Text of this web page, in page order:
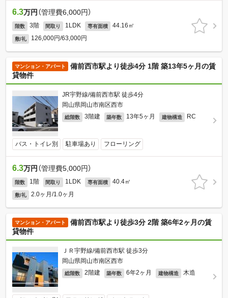
6.3万円 （管理費6,000円）
階数 3階 間取り 1LDK 専有面積 44.16㎡
敷/礼 126,000円/63,000円
マンション・アパート
備前西市駅より徒歩4分 1階 築13年5ヶ月の賃
貸物件
JR宇野線/備前西市駅 徒歩4分
岡山県岡山市南区西市
総階数 3階建 築年数 13年5ヶ月 建物構造 RC
バス・トイレ別 駐車場あり フローリング
6.3万円 （管理費5,000円）
階数 1階 間取り 1LDK 専有面積 40.4㎡
敷/礼 2.0ヶ月/1.0ヶ月
マンション・アパート
備前西市駅より徒歩3分 2階 築6年2ヶ月の賃
貸物件
ＪＲ宇野線/備前西市駅 徒歩3分
岡山県岡山市南区西市
総階数 2階建 築年数 6年2ヶ月 建物構造 木造